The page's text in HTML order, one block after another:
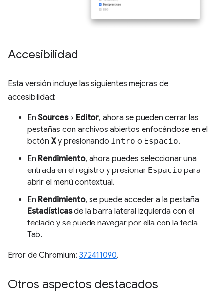
Accesibilidad
Esta versión incluye las siguientes mejoras de
accesibilidad:
En Sources> Editor, ahora se pueden cerrar las
pestañas con archivos abiertos enfocándose en el
botón Xy presionando Intro o Espacio.
En Rendimiento, ahora puedes seleccionar una
entrada en el registro y presionar Espacio para
abrir el menú contextual.
En Rendimiento, se puede acceder a la pestaña
Estadísticasde la barra lateral izquierda con el
teclado y se puede navegar por ella con la tecla
Tab.
Error de Chromium: 372411090.
Otros aspectos destacados